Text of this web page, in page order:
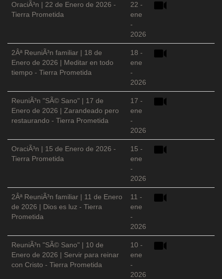
OraciÃ³n | 22 de Enero de 2026 -
Tierra Prometida
22 -
ene
-
2026
2Âª ReuniÃ³n familiar | 18 de
Enero de 2026 | Meditar en todo
tiempo - Tierra Prometida
18 -
ene
-
2026
ReuniÃ³n "SÃ© Sano" | 17 de
Enero de 2026 | Zarandeado pero
restaurando - Tierra Prometida
17 -
ene
-
2026
OraciÃ³n | 15 de Enero de 2026 -
Tierra Prometida
15 -
ene
-
2026
2Âª ReuniÃ³n familiar | 11 de Enero
de 2026 | Dios es luz - Tierra
Prometida
11 -
ene
-
2026
ReuniÃ³n "SÃ© Sano" | 10 de
Enero de 2026 | Servir para reinar
con Cristo - Tierra Prometida
10 -
ene
-
2026